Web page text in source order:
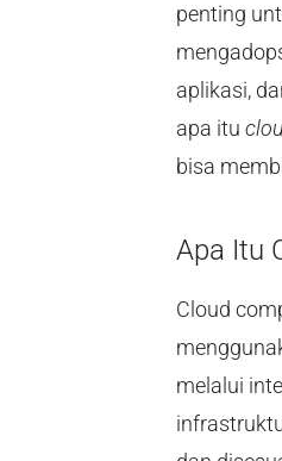
penting
aplikasi,
apa itu
bisa
Apa Itu
Cloud
melalui